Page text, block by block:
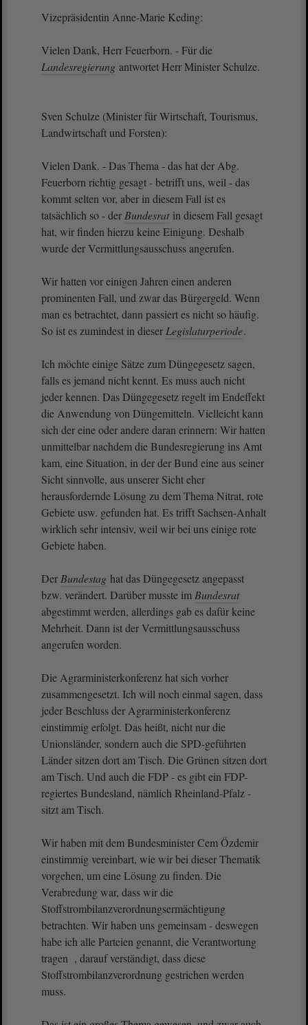
Vizepräsidentin Anne-Marie Keding:
Vielen Dank, Herr Feuerborn. - Für die
Landesregierung antwortet Herr Minister Schulze.
Sven Schulze (Minister für Wirtschaft, Tourismus,
Landwirtschaft und Forsten):
Vielen Dank. - Das Thema - das hat der Abg.
Feuerborn richtig gesagt - betrifft uns, weil - das
kommt selten vor, aber in diesem Fall ist es
tatsächlich so - der Bundesrat in diesem Fall gesagt
hat, wir finden hierzu keine Einigung. Deshalb
wurde der Vermittlungsausschuss angerufen.
Wir hatten vor einigen Jahren einen anderen
prominenten Fall, und zwar das Bürgergeld. Wenn
man es betrachtet, dann passiert es nicht so häufig.
So ist es zumindest in dieser Legislaturperiode.
Ich möchte einige Sätze zum Düngegesetz sagen,
falls es jemand nicht kennt. Es muss auch nicht
jeder kennen. Das Düngegesetz regelt im Endeffekt
die Anwendung von Düngemitteln. Vielleicht kann
sich der eine oder andere daran erinnern: Wir hatten
unmittelbar nachdem die Bundesregierung ins Amt
kam, eine Situation, in der der Bund eine aus seiner
Sicht sinnvolle, aus unserer Sicht eher
herausfordernde Lösung zu dem Thema Nitrat, rote
Gebiete usw. gefunden hat. Es trifft Sachsen-Anhalt
wirklich sehr intensiv, weil wir bei uns einige rote
Gebiete haben.
Der Bundestag hat das Düngegesetz angepasst
bzw. verändert. Darüber musste im Bundesrat
abgestimmt werden, allerdings gab es dafür keine
Mehrheit. Dann ist der Vermittlungsausschuss
angerufen worden.
Die Agrarministerkonferenz hat sich vorher
zusammengesetzt. Ich will noch einmal sagen, dass
jeder Beschluss der Agrarministerkonferenz
einstimmig erfolgt. Das heißt, nicht nur die
Unionsländer, sondern auch die SPD-geführten
Länder sitzen dort am Tisch. Die Grünen sitzen dort
am Tisch. Und auch die FDP - es gibt ein FDP-
regiertes Bundesland, nämlich Rheinland-Pfalz -
sitzt am Tisch.
Wir haben mit dem Bundesminister Cem Özdemir
einstimmig vereinbart, wie wir bei dieser Thematik
vorgehen, um eine Lösung zu finden. Die
Verabredung war, dass wir die
Stoffstrombilanzverordnungsermächtigung
betrachten. Wir haben uns gemeinsam - deswegen
habe ich alle Parteien genannt, die Verantwortung
tragen , darauf verständigt, dass diese
Stoffstrombilanzverordnung gestrichen werden
muss.